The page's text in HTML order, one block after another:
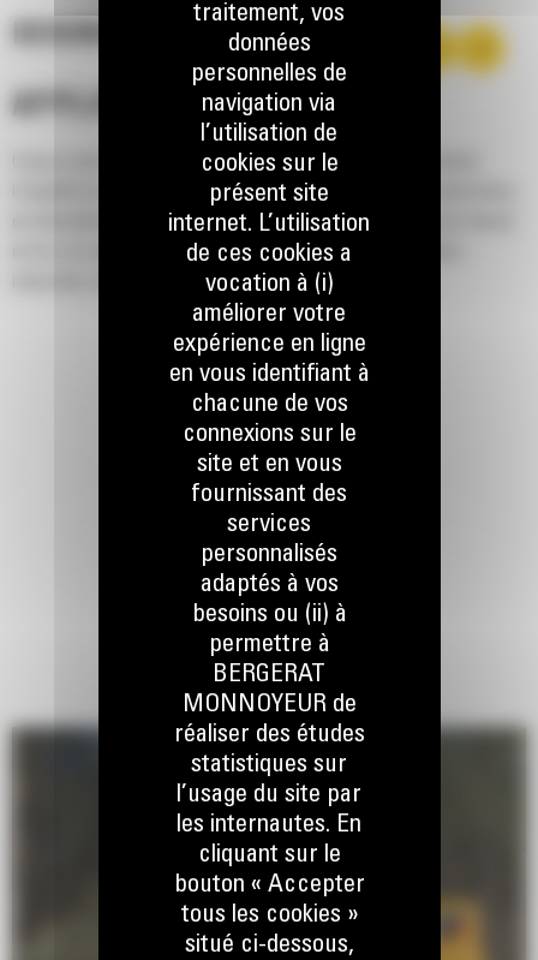
APPLICATION
Conçus pour la manutention d'objets volumineux ou aux formes
irrégulières que l'on trouve sur des sites industriels, de construction,
de démolition et de recyclage. Parfaits pour les traverses de chemin
de fer, les arbres, les grands rochers, les brosses, les débris
industriels, de démolition et de recyclage.
traitement, vos
données
personnelles de
navigation via
l’utilisation de
cookies sur le
présent site
internet. L’utilisation
de ces cookies a
vocation à (i)
améliorer votre
expérience en ligne
en vous identifiant à
chacune de vos
connexions sur le
site et en vous
fournissant des
services
personnalisés
adaptés à vos
besoins ou (ii) à
permettre à
BERGERAT
MONNOYEUR de
réaliser des études
statistiques sur
l’usage du site par
les internautes. En
cliquant sur le
bouton « Accepter
tous les cookies »
situé ci-dessous,